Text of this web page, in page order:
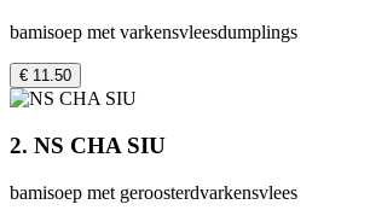
bamisoep met varkensvleesdumplings
€ 11.50
2. NS CHA SIU
bamisoep met geroosterdvarkensvlees